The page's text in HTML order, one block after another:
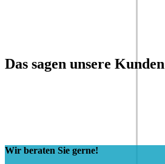
Das sagen unsere Kunden
Wir beraten Sie gerne!